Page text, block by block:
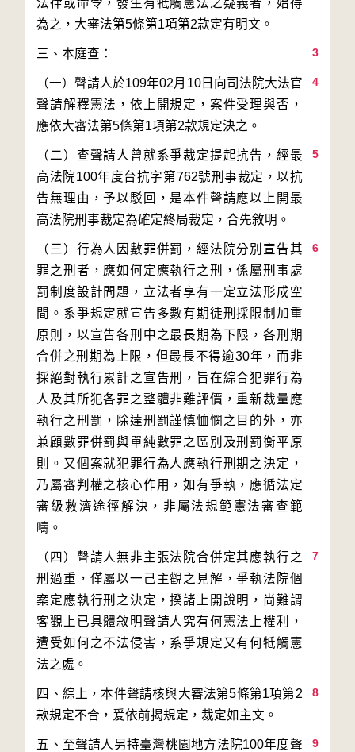
法律或命令，發生有牴觸憲法之疑義者，始得
3
4
（一）聲請人於109年02月10日向司法院大法官
聲請解釋憲法，依上開規定，案件受理與否，
5
（二）查聲請人曾就系爭裁定提起抗告，經最
高法院100年度台抗字第762號刑事裁定，以抗
告無理由，予以駁回，是本件聲請應以上開最
6
（三）行為人因數罪併罰，經法院分別宣告其
罪之刑者，應如何定應執行之刑，係屬刑事處
罰制度設計問題，立法者享有一定立法形成空
間。系爭規定就宣告多數有期徒刑採限制加重
原則，以宣告各刑中之最長期為下限，各刑期
合併之刑期為上限，但最長不得逾30年，而非
採絕對執行累計之宣告刑，旨在綜合犯罪行為
人及其所犯各罪之整體非難評價，重新裁量應
執行之刑罰，除達刑罰謹慎恤憫之目的外，亦
兼顧數罪併罰與單純數罪之區別及刑罰衡平原
則。又個案就犯罪行為人應執行刑期之決定，
乃屬審判權之核心作用，如有爭執，應循法定
審級救濟途徑解決，非屬法規範憲法審查範
7
（四）聲請人無非主張法院合併定其應執行之
刑過重，僅屬以一己主觀之見解，爭執法院個
案定應執行刑之決定，揆諸上開說明，尚難謂
客觀上已具體敘明聲請人究有何憲法上權利，
遭受如何之不法侵害，系爭規定又有何牴觸憲
8
四、綜上，本件聲請核與大審法第5條第1項第2
9
五、至聲請人另持臺灣桃園地方法院100年度聲